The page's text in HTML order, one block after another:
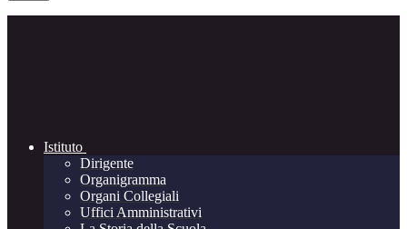
Istituto
Dirigente
Organigramma
Organi Collegiali
Uffici Amministrativi